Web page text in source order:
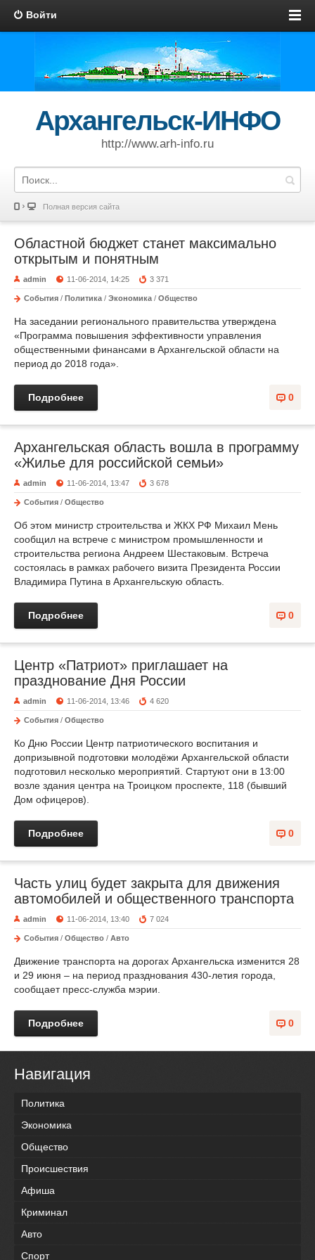
Войти
Архангельск-ИНФО
http://www.arh-info.ru
Полная версия сайта
Областной бюджет станет максимально
открытым и понятным
admin 11-06-2014, 14:25 3 371
События / Политика / Экономика / Общество
На заседании регионального правительства утверждена
«Программа повышения эффективности управления
общественными финансами в Архангельской области на
период до 2018 года».
0
Подробнее
Архангельская область вошла в программу
«Жилье для российской семьи»
admin 11-06-2014, 13:47 3 678
События / Общество
Об этом министр строительства и ЖКХ РФ Михаил Мень
сообщил на встрече с министром промышленности и
строительства региона Андреем Шестаковым. Встреча
состоялась в рамках рабочего визита Президента России
Владимира Путина в Архангельскую область.
0
Подробнее
Центр «Патриот» приглашает на
празднование Дня России
admin 11-06-2014, 13:46 4 620
События / Общество
Ко Дню России Центр патриотического воспитания и
допризывной подготовки молодёжи Архангельской области
подготовил несколько мероприятий. Стартуют они в 13:00
возле здания центра на Троицком проспекте, 118 (бывший
Дом офицеров).
0
Подробнее
Часть улиц будет закрыта для движения
автомобилей и общественного транспорта
admin 11-06-2014, 13:40 7 024
События / Общество / Авто
Движение транспорта на дорогах Архангельска изменится 28
и 29 июня – на период празднования 430-летия города,
сообщает пресс-служба мэрии.
0
Подробнее
Навигация
Политика
Экономика
Общество
Происшествия
Афиша
Криминал
Авто
Спорт